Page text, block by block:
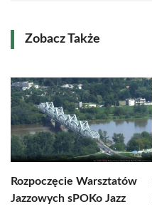
Zobacz Także
Rozpoczęcie Warsztatów
Jazzowych sPOKo Jazz